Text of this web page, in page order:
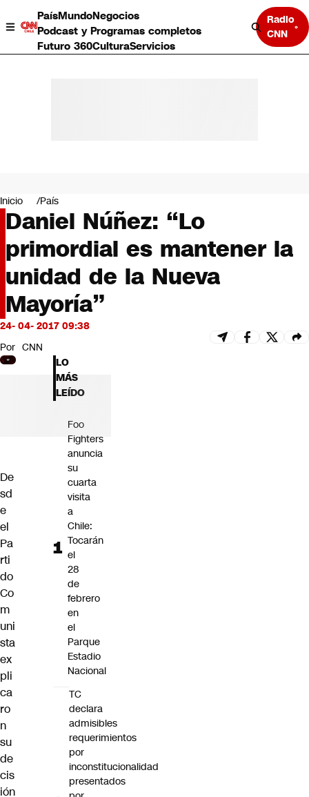
PaísMundoNegocios
Podcast y Programas completos
Futuro 360CulturaServicios
Radio
CNN
Negocios
Deportes
Programas completos
Cultura
Servicios
Bits
CNN tiempo
Futuro 360
Inicio País
Daniel Núñez: “Lo
primordial es mantener la
unidad de la Nueva
Mayoría”
24- 04- 2017 09:38
Por CNN
De
sd
e
el
Pa
rti
do
Co
m
uni
sta
ex
pli
ca
ro
n
su
de
cis
ión
LO
MÁS
LEÍDO
Foo
Fighters
anuncia
su
cuarta
visita
a
Chile:
Tocarán
el
28
de
febrero
en
el
Parque
Estadio
Nacional
TC
declara
admisibles
requerimientos
por
inconstitucionalidad
presentados